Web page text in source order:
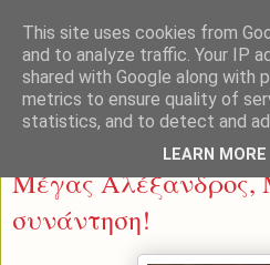
Κυριακή 17 Αυγούστου 2014
Μέγας Αλέξανδρος,
συνάντηση!
This site uses cookies from
and to analyze traffic. Your IP
shared with Google along with
metrics to ensure quality of
statistics, and to detect and
LEARN MORE